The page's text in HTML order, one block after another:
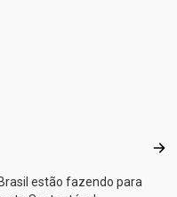
estão fazendo para